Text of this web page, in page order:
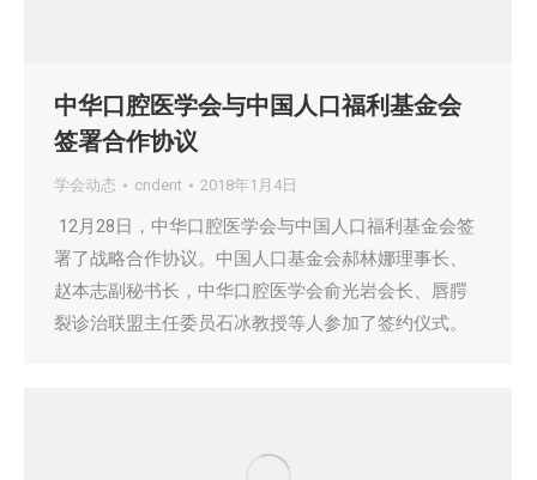
中华口腔医学会与中国人口福利基金会
签署合作协议
学会动态 cndent 2018年1月4日
12月28日，中华口腔医学会与中国人口福利基金会签
署了战略合作协议。中国人口基金会郝林娜理事长、
赵本志副秘书长，中华口腔医学会俞光岩会长、唇腭
裂诊治联盟主任委员石冰教授等人参加了签约仪式。